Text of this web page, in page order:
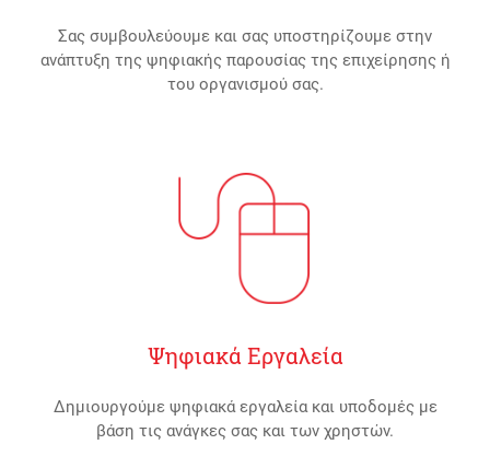
Σας συμβουλεύουμε και σας υποστηρίζουμε στην
ανάπτυξη της ψηφιακής παρουσίας της επιχείρησης ή
του οργανισμού σας.
Ψηφιακά Εργαλεία
Δημιουργούμε ψηφιακά εργαλεία και υποδομές με
βάση τις ανάγκες σας και των χρηστών.